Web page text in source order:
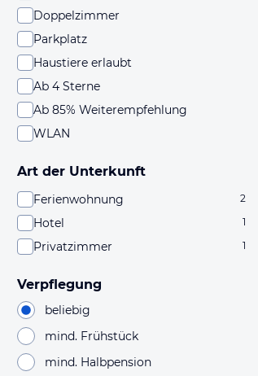
Doppelzimmer
Parkplatz
Haustiere erlaubt
Ab 4 Sterne
Ab 85% Weiterempfehlung
WLAN
Art der Unterkunft
Ferienwohnung 2
Hotel 1
Privatzimmer 1
Verpflegung
beliebig
mind. Frühstück
mind. Halbpension